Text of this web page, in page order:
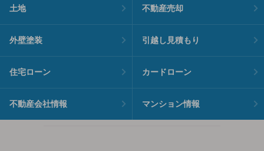
土地 不動産売却
外壁塗装 引越し見積もり
住宅ローン カードローン
不動産会社情報 マンション情報